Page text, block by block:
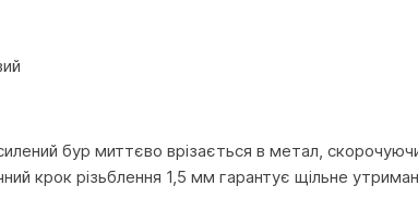
бур миттєво врізається в метал, скорочуючи
крок різьблення 1,5 мм гарантує щільне